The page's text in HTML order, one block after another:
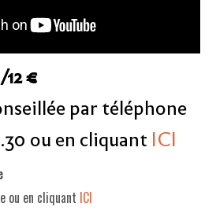
€
par téléphone
ou en cliquant ICI
ou en cliquant ICI